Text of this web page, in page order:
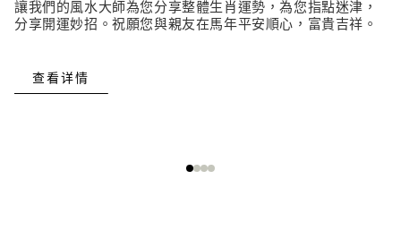
讓我們的風水大師為您分享整體生肖運勢，為您指點迷津，
分享開運妙招。祝願您與親友在馬年平安順心，富貴吉祥。
查看详情